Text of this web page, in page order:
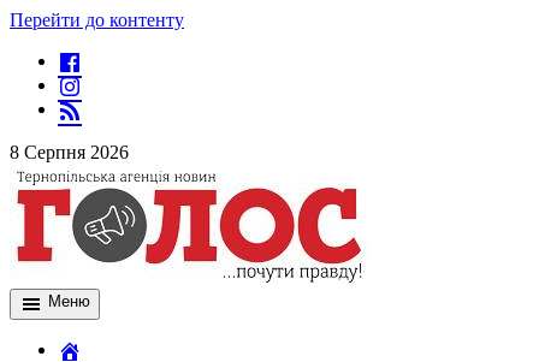
Перейти до контенту
8 Серпня 2026
Меню